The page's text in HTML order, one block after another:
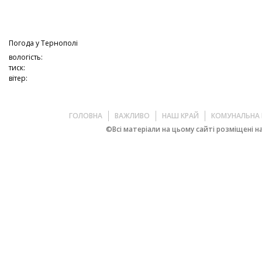
Погода уТернополі
вологість:
тиск:
вітер:
ГОЛОВНА ВАЖЛИВО НАШ КРАЙ
КОМУНАЛЬНА
©Всі матеріали на цьому сайті розміщені